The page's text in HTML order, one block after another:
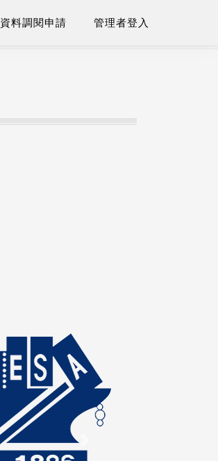
資料調閱申請 管理者登入